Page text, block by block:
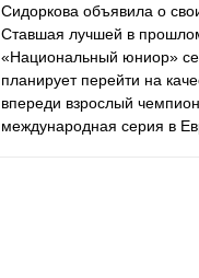
Сидоркова объявила о
Ставшая лучшей в
«Национальный юниор»
планирует перейти на
впереди взрослый
международная серия в